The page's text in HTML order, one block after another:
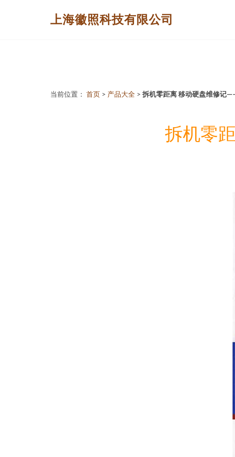
上海徽照科技有限公司
当前位置： 首页 > 产品大全 > 拆机零距离 移动硬盘维修记
拆机零